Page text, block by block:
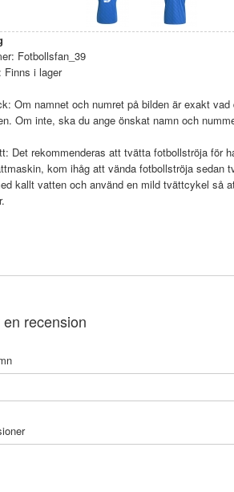
Fotbollsfan_39
Finns i lager
Om namnet och numret på bilden är exakt
Om inte, ska du ange önskat namn och
Det rekommenderas att tvätta fotbollströja för
kom ihåg att vända fotbollströja sedan
kallt vatten och använd en mild tvättcykel så
en recension